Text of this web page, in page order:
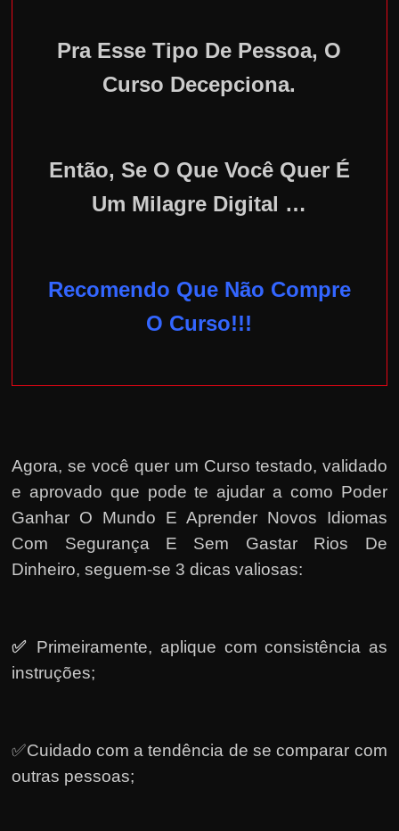
Pra Esse Tipo De Pessoa, O
Curso Decepciona.
Então, Se O Que Você Quer É
Um Milagre Digital …
Recomendo Que Não Compre
O Curso!!!
Agora, se você quer um Curso testado, validado
e aprovado que pode te ajudar a como Poder
Ganhar O Mundo E Aprender Novos Idiomas
Com Segurança E Sem Gastar Rios De
Dinheiro, seguem-se 3 dicas valiosas:
✅ Primeiramente, aplique com consistência as
instruções;
✅Cuidado com a tendência de se comparar com
outras pessoas;